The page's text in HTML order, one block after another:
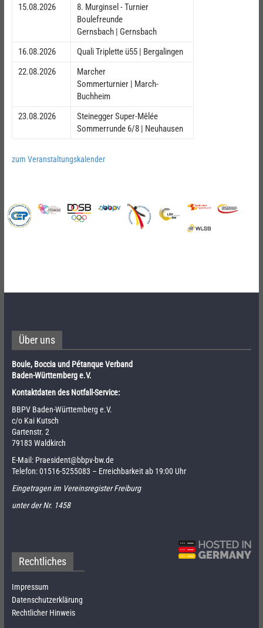
15.08.2026
8. Murginsel - Turnier
Boulefreunde
Gernsbach | Gernsbach
16.08.2026
Quali Triplette ü55 | Bergalingen
22.08.2026
Marcher
Sommerturnier | March-
Buchheim
23.08.2026
Steinegger Super-Mêlée
Sommerrunde 6/8 | Neuhausen
zum Veranstaltungskalender
Über uns
Boule, Boccia und Pétanque Verband
Baden-Württemberg e.V.
Kontaktdaten des Notfall-Service:
BBPV Baden-Württemberg e.V.
c/o Kai Kutsch
Gartenstr. 2
79183 Waldkirch
E-Mail: Praesident@bbpv-bw.de
Telefon:01516-5255083 – Erreichbarkeit ab 19:00 Uhr
Eingetragen im Vereinsregister Freiburg
unter der Nr. 1458
Rechtliches
Impressum
Datenschutzerklärung
Rechtlicher Hinweis